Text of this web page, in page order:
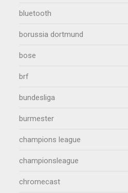
bluetooth
borussia dortmund
bose
brf
bundesliga
burmester
champions league
championsleague
chromecast